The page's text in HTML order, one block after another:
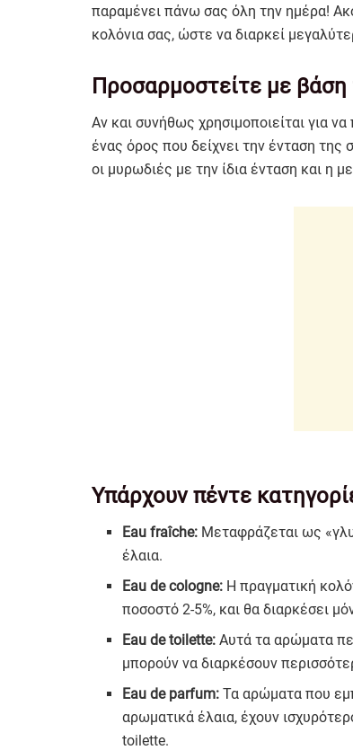
παραμένει πάνω σας όλη την ημέρα!
κολόνια σας, ώστε να διαρκεί
Προσαρμοστείτε με
Αν και συνήθως χρησιμοποιείται για
ένας όρος που δείχνει την ένταση
οι μυρωδιές με την ίδια ένταση και η
Υπάρχουν πέντε
Eau fraîche: Μεταφράζεται ως
έλαια.
Eau de cologne: Η πραγματική
ποσοστό 2-5%, και θα διαρκέσει
Eau de toilette: Αυτά τα αρώματα
μπορούν να διαρκέσουν
Eau de parfum: Τα αρώματα που
αρωματικά έλαια, έχουν
toilette.